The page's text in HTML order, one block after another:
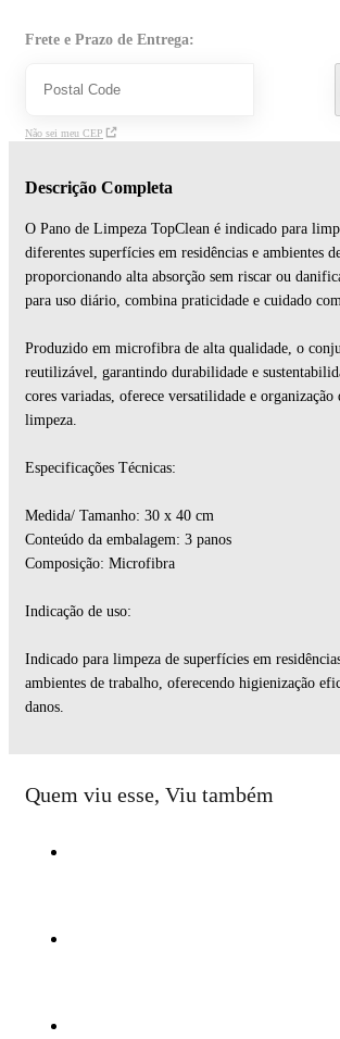
Frete e Prazo de Entrega:
Não sei meu CEP
Descrição Completa
O Pano de Limpeza TopClean é indicado para
diferentes superfícies em residências e ambientes
proporcionando alta absorção sem riscar ou
para uso diário, combina praticidade e cuidado
Produzido em microfibra de alta qualidade, o
reutilizável, garantindo durabilidade e
cores variadas, oferece versatilidade e
limpeza.
Especificações Técnicas:
Medida/ Tamanho: 30 x 40 cm
Conteúdo da embalagem: 3 panos
Composição: Microfibra
Indicação de uso:
Indicado para limpeza de superfícies em
ambientes de trabalho, oferecendo higienização
danos.
Quem viu esse, Viu também